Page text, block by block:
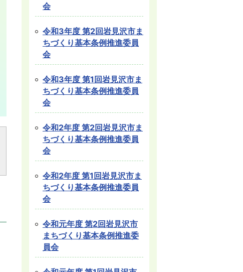
会
令和3年度 第2回岩見沢市ま
ちづくり基本条例推進委員
会
令和3年度 第1回岩見沢市ま
ちづくり基本条例推進委員
会
令和2年度 第2回岩見沢市ま
ちづくり基本条例推進委員
会
令和2年度 第1回岩見沢市ま
ちづくり基本条例推進委員
会
令和元年度 第2回岩見沢市
まちづくり基本条例推進委
員会